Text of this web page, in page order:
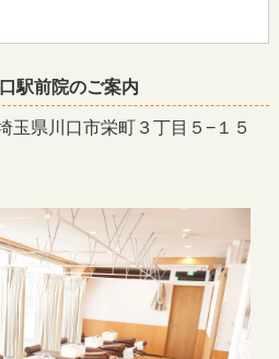
駅前院のご案内
県川口市栄町３丁目５−１５